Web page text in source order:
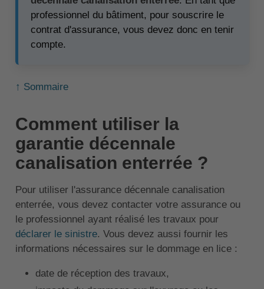
professionnel du bâtiment, pour souscrire le
contrat d'assurance, vous devez donc en tenir
compte.
↑ Sommaire
Comment utiliser la
garantie décennale
canalisation enterrée ?
Pour utiliser l'assurance décennale canalisation
enterrée, vous devez contacter votre assurance ou
le professionnel ayant réalisé les travaux pour
déclarer le sinistre. Vous devez aussi fournir les
informations nécessaires sur le dommage en lice :
date de réception des travaux,